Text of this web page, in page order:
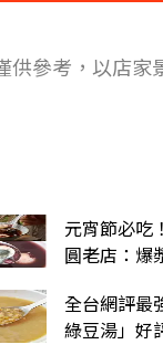
供參考，以店家
元宵節必吃
圓老店：爆
全台網評最
綠豆湯」好